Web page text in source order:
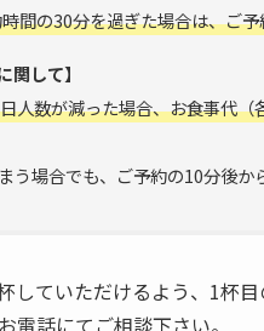
間の30分を過ぎた場合は、ご
関して】
人数が減った場合、お食事代（
う場合でも、ご予約の10分後か
していただけるよう、1杯
電話にてご相談下さい。